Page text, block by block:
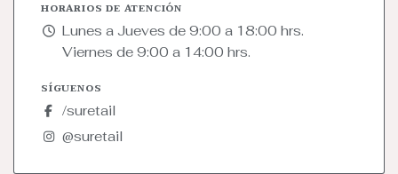
HORARIOS DE ATENCIÓN
Lunes a Jueves de 9:00 a 18:00 hrs.
Viernes de 9:00 a 14:00 hrs.
SÍGUENOS
/suretail
@suretail